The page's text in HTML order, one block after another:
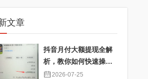
文章
抖音月付大额提现全解
析，教你如何快速操
作！2026-07-25